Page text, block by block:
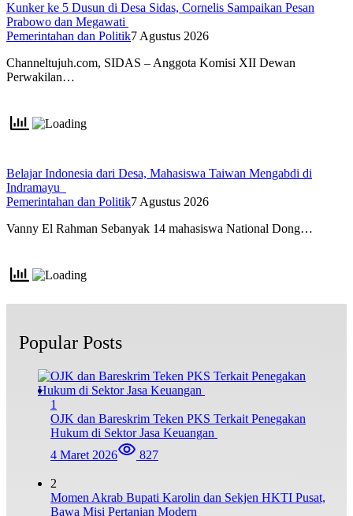
Kunker ke 5 Dusun di Desa Sidas, Cornelis Sampaikan Pesan
Prabowo dan Megawati
Pemerintahan dan Politik7 Agustus 2026
Channeltujuh.com, SIDAS – Anggota Komisi XII Dewan
Perwakilan…
Belajar Indonesia dari Desa, Mahasiswa Taiwan Mengabdi di
Indramayu
Pemerintahan dan Politik7 Agustus 2026
Vanny El Rahman Sebanyak 14 mahasiswa National Dong…
Popular Posts
1
OJK dan Bareskrim Teken PKS Terkait Penegakan
Hukum di Sektor Jasa Keuangan
4 Maret 2026
827
2
Momen Akrab Bupati Karolin dan Sekjen HKTI Pusat,
Bawa Misi Pertanian Modern